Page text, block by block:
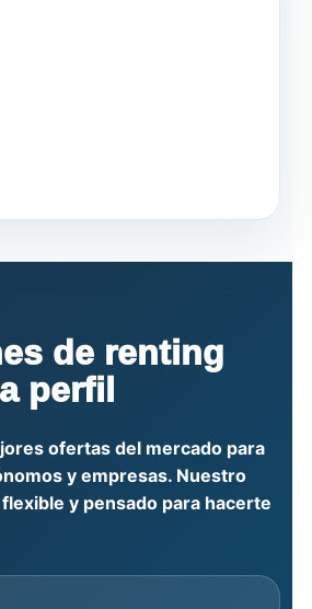
de renting
perfil
ofertas del mercado para
y empresas. Nuestro
y pensado para hacerte